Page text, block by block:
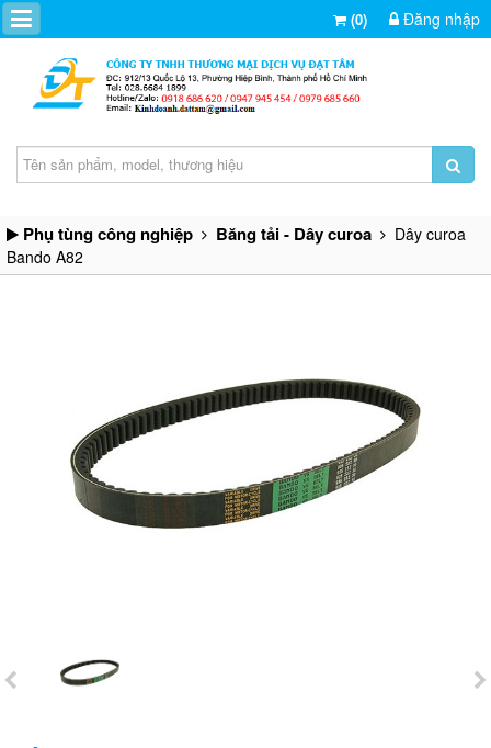
(0) Đăng nhập
Phụ tùng công nghiệp Băng tải - Dây curoa
Dây curoa
Bando A82